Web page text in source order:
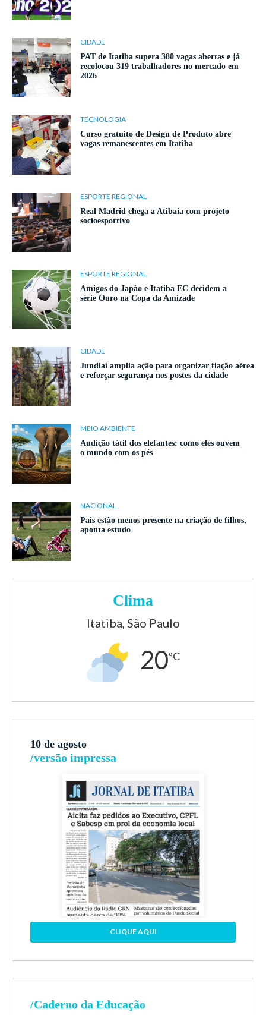
CIDADE
PAT de Itatiba supera 380 vagas abertas e já
recolocou 319 trabalhadores no mercado em
2026
TECNOLOGIA
Curso gratuito de Design de Produto abre
vagas remanescentes em Itatiba
ESPORTE REGIONAL
Real Madrid chega a Atibaia com projeto
socioesportivo
ESPORTE REGIONAL
Amigos do Japão e Itatiba EC decidem a
série Ouro na Copa da Amizade
CIDADE
Jundiaí amplia ação para organizar fiação aérea
e reforçar segurança nos postes da cidade
MEIO AMBIENTE
Audição tátil dos elefantes: como eles ouvem
o mundo com os pés
NACIONAL
Pais estão menos presente na criação de filhos,
aponta estudo
Clima
Itatiba, São Paulo
20ºC
10 de agosto
/versão impressa
CLIQUE AQUI
/Caderno da Educação